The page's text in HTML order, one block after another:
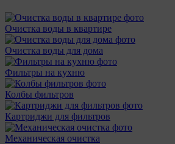
Очистка воды в квартире
Очистка воды для дома
Фильтры на кухню
Колбы фильтров
Картриджи для фильтров
Механическая очистка